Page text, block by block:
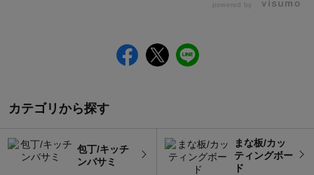
powered by
カテゴリから探す
包丁/キッチ
ンバサミ
まな板/カッ
ティングボー
ド